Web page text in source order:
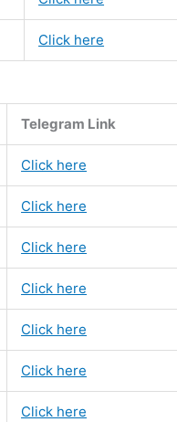
Click here
Telegram Link
Click here
Click here
Click here
Click here
Click here
Click here
Click here